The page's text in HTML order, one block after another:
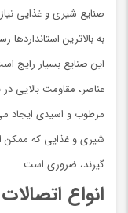
صنایع شیری و غذایی
به بالاترین
این صنایع بسیار رایج
عناصر، مقاومت بالایی
مرطوب و اسیدی ایجاد
شیری و غذایی که ممکن
گیرند، ضروری است.
انواع